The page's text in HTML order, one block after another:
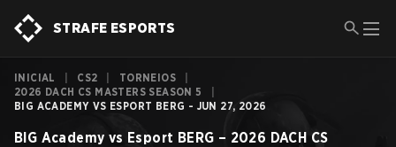
STRAFE ESPORTS
INICIAL CS2 TORNEIOS
2026 DACH CS MASTERS SEASON 5
BIG ACADEMY VS ESPORT BERG - JUN 27, 2026
BIG Academy vs Esport BERG – 2026 DACH CS